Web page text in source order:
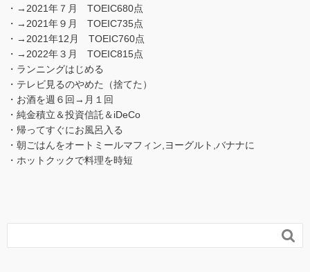
・→2021年７月 TOEIC680点
・→2021年９月 TOEIC735点
・→2021年12月 TOEIC760点
・→2022年３月 TOEIC815点
・ランニングはじめる
・テレビ見るのやめた（捨てた）
・お酒を週６回→月１回
・純金積立＆投資信託＆iDeCo
・帰ってすぐにお風呂入る
・朝ごはんをオートミールマフィン,ヨーグルト,バナナに
・ホットクックで料理を時短
